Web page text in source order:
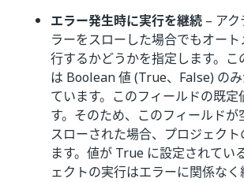
エラー発生時に実行を継続 – ア
ラーをスローした場合でもオー
行するかどうかを指定します。こ
は Boolean 値 (True、False) の
ています。このフィールドの既定
す。そのため、このフィールド
スローされた場合、プロジェク
ます。値が True に設定されてい
ェクトの実行はエラーに関係なく